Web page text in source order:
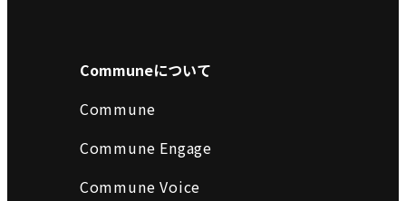
Communeについて
Commune
Commune Engage
Commune Voice